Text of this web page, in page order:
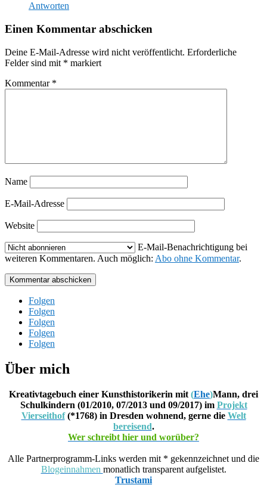
Antworten
Einen Kommentar abschicken
Deine E-Mail-Adresse wird nicht veröffentlicht. Erforderliche
Felder sind mit * markiert
Kommentar *
Name
E-Mail-Adresse
Website
E-Mail-Benachrichtigung bei
weiteren Kommentaren. Auch möglich: Abo ohne Kommentar.
Kommentar abschicken
Folgen
Folgen
Folgen
Folgen
Folgen
Über mich
Kreativtagebuch einer Kunsthistorikerin mit (Ehe)Mann, drei
Schulkindern (01/2010, 07/2013 und 09/2017) im Projekt
Vierseithof(*1768) in Dresden wohnend, gerne die Welt
bereisend.
Wer schreibt hier und worüber?
Alle Partnerprogramm-Links werden mit * gekennzeichnet und die
Blogeinnahmen monatlich transparent aufgelistet.
Trustami